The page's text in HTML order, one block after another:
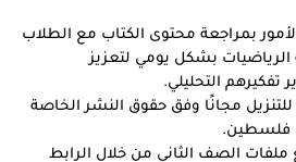
بمراجعة محتوى الكتاب مع الطلاب
بشكل يومي لتعزيز
تفكيرهم التحليلي.
للتنزيل مجانًا وفق حقوق النشر الخاصة
فلسطين.
ملفات الصف الثاني من خلال الرابط